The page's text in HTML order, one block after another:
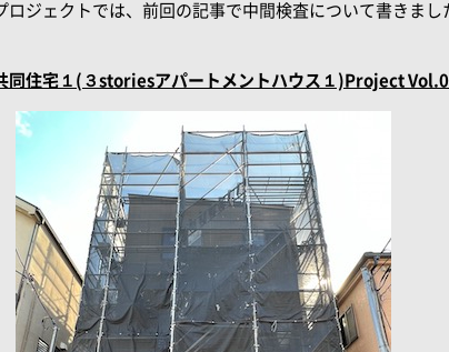
ジェクトでは、前回の記事で中間検査について書きま
同住宅１(３storiesアパートメントハウス１)Project